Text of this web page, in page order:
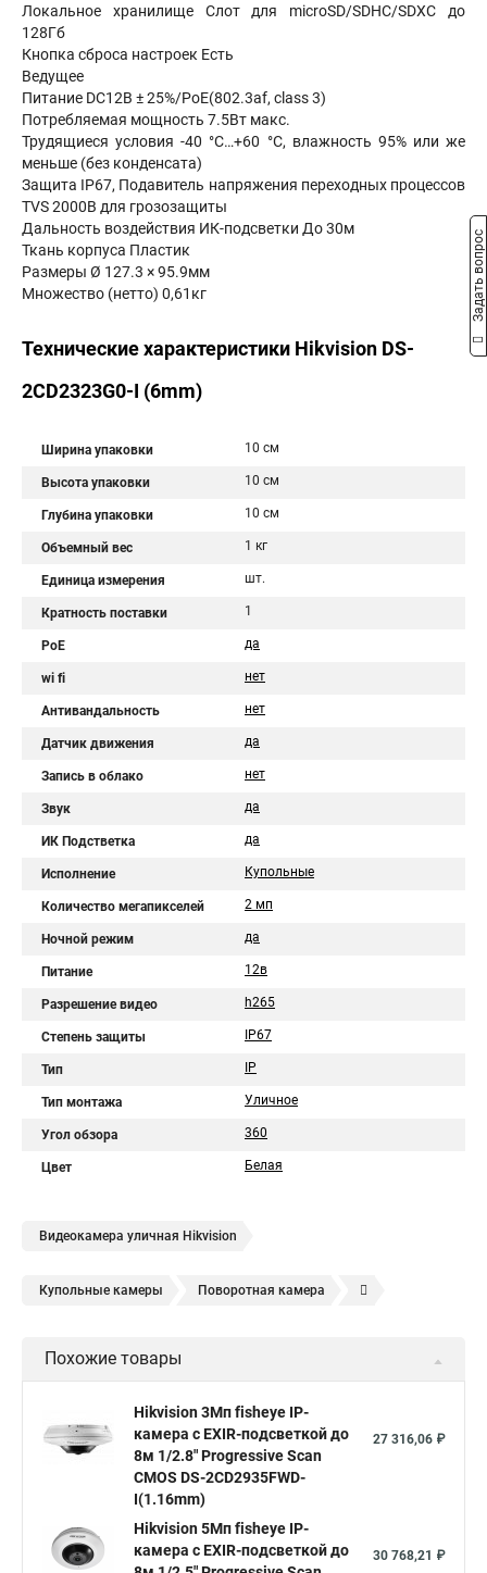
Локальное хранилище Слот для microSD/SDHC/SDXC до
128Гб
Кнопка сброса настроек Есть
Ведущее
Питание DC12В ± 25%/PoE(802.3af, class 3)
Потребляемая мощность 7.5Вт макс.
Трудящиеся условия -40 °C…+60 °C, влажность 95% или же
меньше (без конденсата)
Защита IP67, Подавитель напряжения переходных процессов
TVS 2000В для грозозащиты
Дальность воздействия ИК-подсветки До 30м
Ткань корпуса Пластик
Размеры Ø 127.3 × 95.9мм
Множество (нетто) 0,61кг
Технические характеристики Hikvision DS-
2CD2323G0-I (6mm)
Ширина упаковки 10 см
Высота упаковки 10 см
Глубина упаковки 10 см
Объемный вес 1 кг
Единица измерения шт.
Кратность поставки 1
PoE да
wi fi нет
Антивандальность нет
Датчик движения да
Запись в облако нет
Звук да
ИК Подстветка да
Исполнение Купольные
Количество мегапикселей 2 мп
Ночной режим да
Питание 12в
Разрешение видео h265
Степень защиты IP67
Тип IP
Тип монтажа Уличное
Угол обзора 360
Цвет Белая
Видеокамера уличная Hikvision
Купольные камеры Поворотная камера
Камера видеонаблюдения hikvision
Hikvision купить Hikvision уличная ip камера
Hikvision poe
Hikvision 2 8 mm Hikvision camera Hikvision 2cd1148 i b
Похожие товары
Hikvision 3Мп fisheye IP-
камера c EXIR-подсветкой до
8м 1/2.8" Progressive Scan
CMOS DS-2CD2935FWD-
I(1.16mm)
27 316,06 ₽
Hikvision 5Мп fisheye IP-
камера c EXIR-подсветкой до
30 768,21 ₽
Задать вопрос